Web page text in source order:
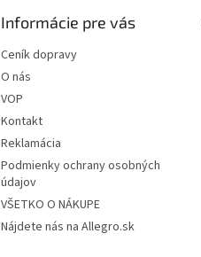
Informácie pre vás
Ceník dopravy
O nás
VOP
Kontakt
Reklamácia
Podmienky ochrany osobných
údajov
VŠETKO O NÁKUPE
Nájdete nás na Allegro.sk